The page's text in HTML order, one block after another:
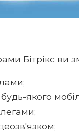
Бітрікс ви
якого